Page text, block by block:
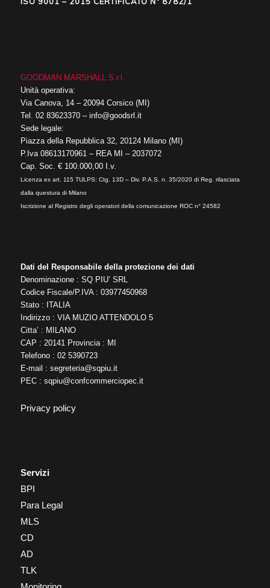
GOODMAN MARSHALL S.r.l.
Unità operativa:
Via Canova, 14 – 20094 Corsico (MI)
Tel. 02 83623370– info@goodsrl.it
Sede legale:
Piazza della Repubblica 32, 20124 Milano (MI)
P.Iva 08613170961 – REA MI – 2037072
Cap. Soc. € 100.000,00 I.v.
Licenza ex art. 115 TULPS: Ctg. 13D – Div. P.A.S. n. 35/2020 di Reg. rilasciata
dalla questura di Milano
Iscrizione al Registro degli operatori della comunicazione ROC n° 24582
Dati del Responsabile della protezione dei dati
Denominazione : SQ PIU’ SRL
Codice Fiscale/P.IVA : 03977450968
Stato : ITALIA
Indirizzo : VIA MUZIO ATTENDOLO 5
Citta’ : MILANO
CAP : 20141 Provincia : MI
Telefono : 02 5390723
E-mail : segreteria@sqpiu.it
PEC : sqpiu@confcommerciopec.it
Privacy policy
Servizi
BPI
Para Legal
MLS
CD
AD
TLK